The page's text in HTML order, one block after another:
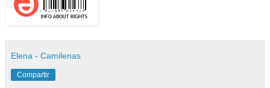
Elena - Camilenas
Compartir